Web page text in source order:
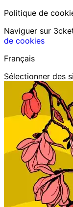
Politique de
Naviguer sur
de cookies
Français
Sélectionner des